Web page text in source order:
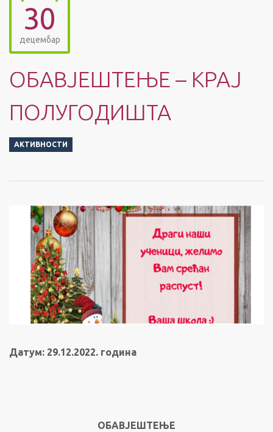
30
децембар
ОБАВЈЕШТЕЊЕ – КРАЈ
ПОЛУГОДИШТА
АКТИВНОСТИ
Датум: 29.12.2022. година
ОБАВЈЕШТЕЊЕ